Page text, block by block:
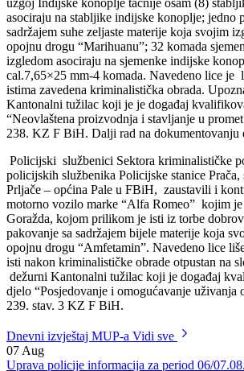
pretres kuće u ulici Huseina Žige – Grad
navedeno lice. Prilikom pretresa kuće
uzgoj Indijske konoplje tačnije osam (8)
asociraju na stabljike indijske konoplje; jedno
sadržajem suhe zeljaste materije koja svojim
opojnu drogu “Marihuanu”; 32 komada
izgledom asociraju na sjemenke indijske
cal.7,65×25 mm-4 komada. Navedeno lice je
istima zavedena kriminalistička obrada.
“Neovlaštena proizvodnja i stavljanje u
238. KZ F BiH. Dalji rad na dokumentovanju
Policijski službenici Sektora kriminalističke
policijskih službenika Policijske stanice
Prljače – općina Pale u FBiH, zaustavili i
motorno vozilo marke “Alfa Romeo” kojim
Goražda, kojom prilikom je isti iz torbe
pakovanje sa sadržajem bijele materije koja
opojnu drogu “Amfetamin”. Navedeno lice
isti nakon kriminalističke obrade otpustan na
djelo “Posjedovanje i omogućavanje uživanja
239. stav. 3 KZ F BiH.